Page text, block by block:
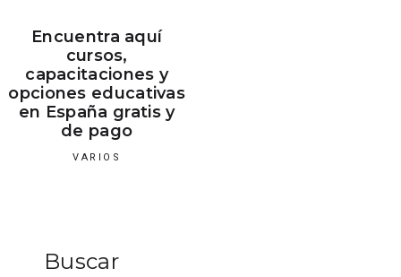
Encuentra aquí
cursos,
capacitaciones y
opciones educativas
en España gratis y
de pago
VARIOS
Buscar